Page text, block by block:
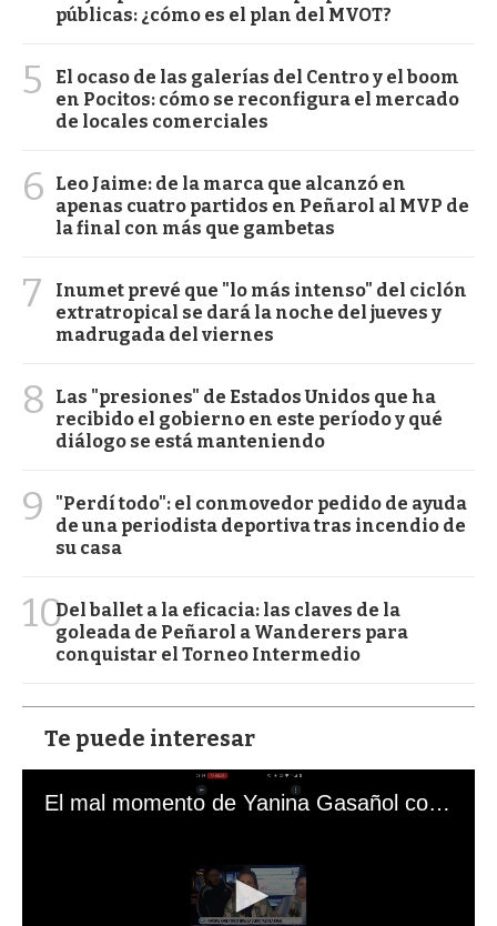
públicas: ¿cómo es el plan del MVOT?
5
El ocaso de las galerías del Centro y el boom
en Pocitos: cómo se reconfigura el mercado
de locales comerciales
6
Leo Jaime: de la marca que alcanzó en
apenas cuatro partidos en Peñarol al MVP de
la final con más que gambetas
7
Inumet prevé que "lo más intenso" del ciclón
extratropical se dará la noche del jueves y
madrugada del viernes
8
Las "presiones" de Estados Unidos que ha
recibido el gobierno en este período y qué
diálogo se está manteniendo
9
"Perdí todo": el conmovedor pedido de ayuda
de una periodista deportiva tras incendio de
su casa
10Del ballet a la eficacia: las claves de la
goleada de Peñarol a Wanderers para
conquistar el Torneo Intermedio
Te puede interesar
El mal momento de Yanina Gasañol con un hincha argentino en "Subrayado"